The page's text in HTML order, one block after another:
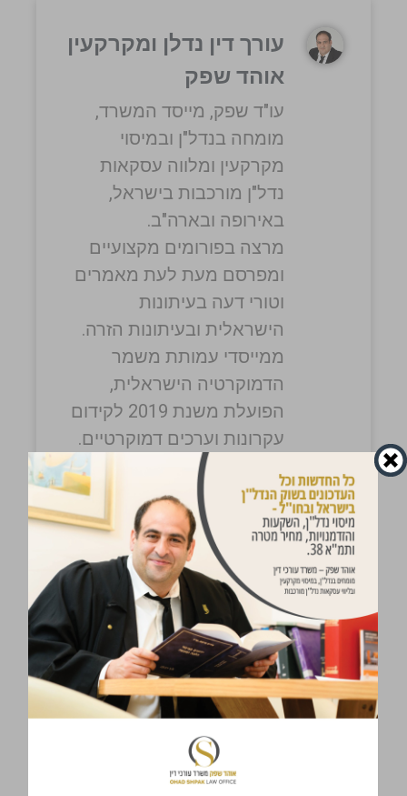
עורך דין נדלן ומקרקעין
אוהד שפק
עו"ד שפק, מייסד המשרד,
מומחה בנדל"ן ובמיסוי
מקרקעין ומלווה עסקאות
נדל"ן מורכבות בישראל,
באירופה ובארה"ב.
מרצה בפורומים מקצועיים
ומפרסם מעת לעת מאמרים
וטורי דעה בעיתונות
הישראלית ובעיתונות הזרה.
ממייסדי עמותת משמר
הדמוקרטיה הישראלית,
הפועלת משנת 2019 לקידום
עקרונות וערכים דמוקרטיים.
מייצג יזמים ובעלי דירות
ופינוי בינוי, מייצג זוכים
וקבוצות זוכים בפרויקטים של
מחיר למשתכן ומתמחה
בנושאי ירושה, צוואות
ועיזבונות. לפרטים ושאלו
מוזמנים לצור קשר.
כתובות המשרד: ירושלים
רחוב קרן היסוד 34.
גיבור ספורט - קומה 33).